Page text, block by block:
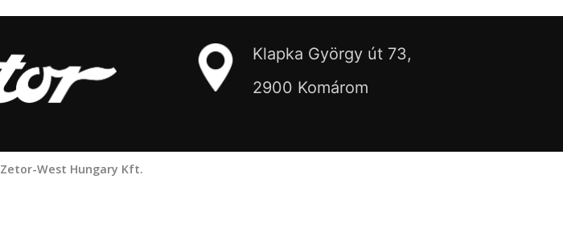
Klapka György út 73,
2900 Komárom
Zetor-West Hungary Kft.